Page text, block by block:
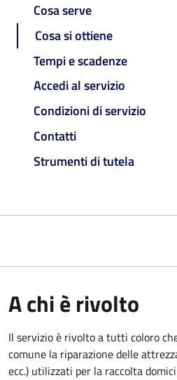
Cosa serve
Cosa si ottiene
Tempi e scadenze
Accedi al servizio
Condizioni di servizio
Contatti
Strumenti di tutela
A chi è rivolto
Il servizio è rivolto a tutti coloro
comune la riparazione delle
ecc.) utilizzati per la raccolta